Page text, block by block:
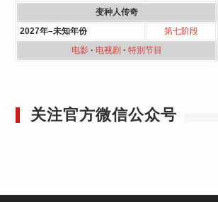
变种人传奇
2027年–未知年份
第七阶段
电影· 电视剧 · 特別节目
关注官方微信公众号